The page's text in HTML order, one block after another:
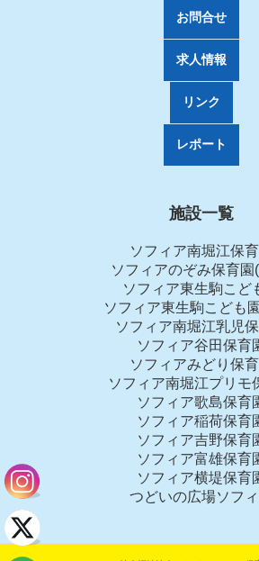
お問合せ
求人情報
リンク
レポート
施設一覧
ソフィア南堀江保
ソフィアのぞみ保育園
ソフィア東生駒こど
ソフィア東生駒こども
ソフィア南堀江乳児
ソフィア谷田保育
ソフィアみどり保
ソフィア南堀江プリモ
ソフィア歌島保育
ソフィア稲荷保育
ソフィア吉野保育
ソフィア富雄保育
ソフィア横堤保育
つどいの広場ソフ